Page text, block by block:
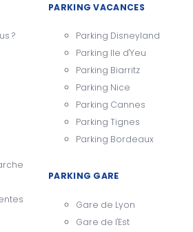
?
PARKING VACANCES
Parking Disneyland
Parking Ile d'Yeu
Parking Biarritz
Parking Nice
Parking Cannes
Parking Tignes
Parking Bordeaux
PARKING GARE
Gare de Lyon
Gare de l'Est